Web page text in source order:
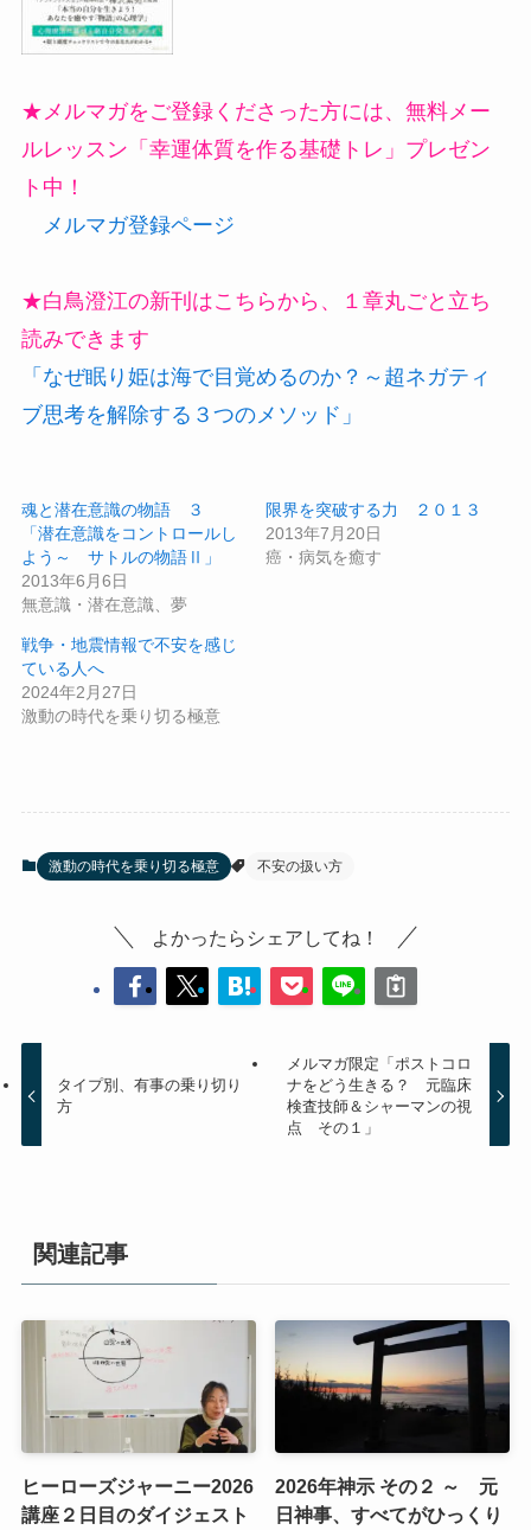
★メルマガをご登録くださった方には、無料メー
ルレッスン「幸運体質を作る基礎トレ」プレゼン
ト中！
メルマガ登録ページ
★白鳥澄江の新刊はこちらから、１章丸ごと立ち
読みできます
「なぜ眠り姫は海で目覚めるのか？～超ネガティ
ブ思考を解除する３つのメソッド」
魂と潜在意識の物語 ３
「潜在意識をコントロールし
よう～ サトルの物語Ⅱ」
2013年6月6日
無意識・潜在意識、夢
限界を突破する力 ２０１３
2013年7月20日
癌・病気を癒す
戦争・地震情報で不安を感じ
ている人へ
2024年2月27日
激動の時代を乗り切る極意
激動の時代を乗り切る極意 不安の扱い方
よかったらシェアしてね！
タイプ別、有事の乗り切り
方
メルマガ限定「ポストコロ
ナをどう生きる？ 元臨床
検査技師＆シャーマンの視
点 その１」
関連記事
ヒーローズジャーニー2026
講座２日目のダイジェスト
2026年神示 その２ ～ 元
日神事、すべてがひっくり